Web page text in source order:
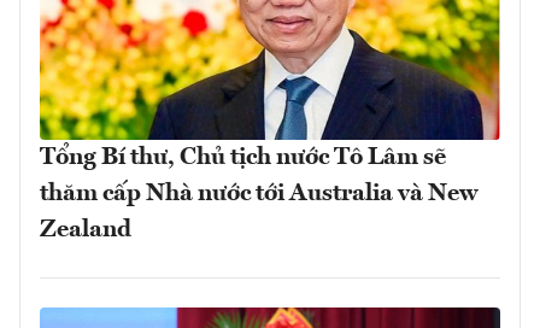
Tổng Bí thư, Chủ tịch nước Tô Lâm sẽ
thăm cấp Nhà nước tới Australia và New
Zealand